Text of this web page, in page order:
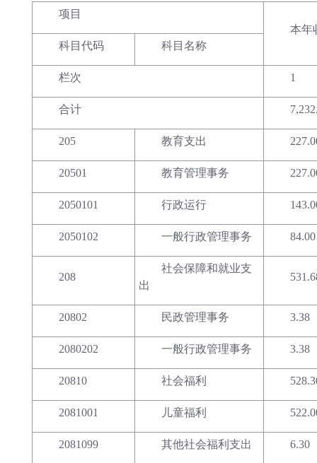
项目
本年
科目代码
科目名称
栏次 1
合计
205 教育支出
20501 教育管理事务
2050101 行政运行
2050102 一般行政管理事务 84.00
208
社会保障和就业支
出
20802 民政管理事务 3.38
2080202 一般行政管理事务 3.38
20810 社会福利
2081001 儿童福利
2081099 其他社会福利支出 6.30